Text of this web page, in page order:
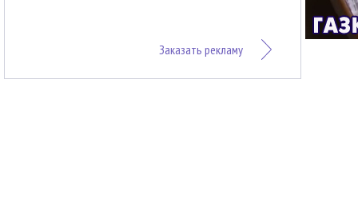
Заказать рекламу